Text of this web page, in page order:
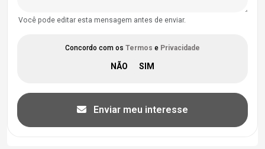
Você pode editar esta mensagem antes de enviar.
Concordo com os Termos e Privacidade
Enviar meu interesse